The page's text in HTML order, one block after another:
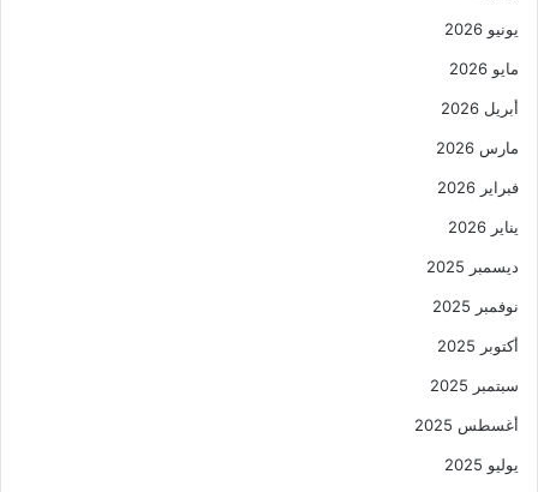
يونيو 2026
مايو 2026
أبريل 2026
مارس 2026
فبراير 2026
يناير 2026
ديسمبر 2025
نوفمبر 2025
أكتوبر 2025
سبتمبر 2025
أغسطس 2025
يوليو 2025